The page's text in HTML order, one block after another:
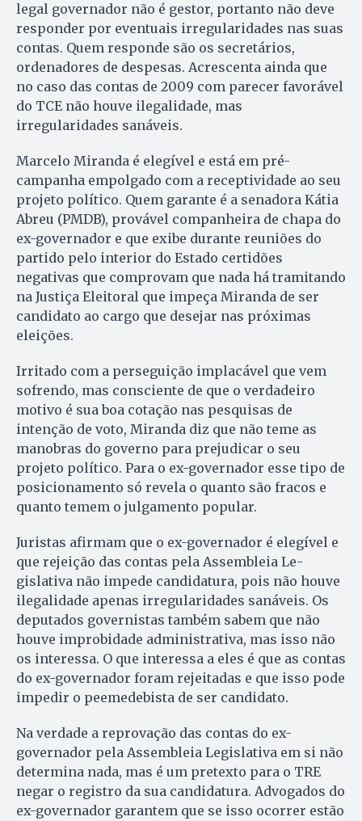
le­gal governador não é gestor, portanto não deve
responder por eventuais irregularidades nas suas
contas. Quem responde são os secretários,
ordenadores de despesas. Acrescenta ainda que
no caso das contas de 2009 com parecer fa­vorável
do TCE não houve ilegalidade, mas
irregularidades sanáveis.
Marcelo Miranda é elegível e está em pré-
campanha empolgado com a receptividade ao seu
projeto político. Quem garante é a senadora Kátia
Abreu (PMDB), provável companheira de chapa do
ex-governador e que exibe durante reuniões do
partido pelo interior do Estado certidões
negativas que comprovam que nada há tramitando
na Justiça Eleitoral que impeça Miranda de ser
candidato ao cargo que desejar nas próximas
eleições.
Irritado com a perseguição implacável que vem
sofrendo, mas consciente de que o verdadeiro
motivo é sua boa cotação nas pesquisas de
intenção de voto, Miranda diz que não teme as
manobras do governo para prejudicar o seu
projeto político. Para o ex-governador esse tipo de
posicionamento só revela o quanto são fracos e
quanto temem o julgamento popular.
Juristas afirmam que o ex-go­vernador é elegível e
que rejeição das contas pela Assembleia Le­
gislativa não impede candidatura, pois não houve
ilegalidade apenas irregularidades sanáveis. Os
deputados governistas também sabem que não
houve improbidade administrativa, mas isso não
os interessa. O que interessa a eles é que as contas
do ex-governador foram rejeitadas e que isso pode
impedir o peemedebista de ser candidato.
Na verdade a reprovação das contas do ex-
governador pela Assembleia Legislativa em si não
determina nada, mas é um pretexto para o TRE
negar o registro da sua candidatura. Advogados do
ex-governador garantem que se isso ocorrer estão